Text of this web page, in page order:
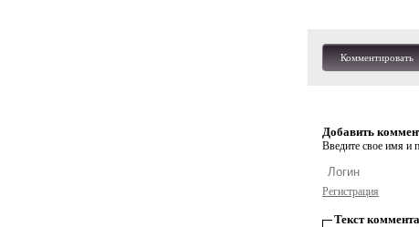
Комментировать
Добавить
Введите свое имя и
Регистрация
Текст